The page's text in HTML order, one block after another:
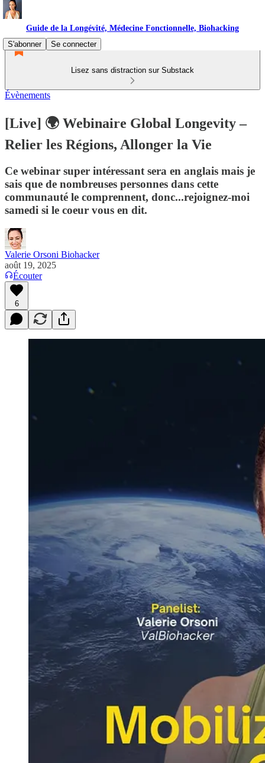
Guide de la Longévité, Médecine Fonctionnelle, Biohacking
S'abonner
Se connecter
Lisez sans distraction sur Substack
Évènements
[Live] 🌍 Webinaire Global Longevity –
Relier les Régions, Allonger la Vie
Ce webinar super intéressant sera en anglais mais je
sais que de nombreuses personnes dans cette
communauté le comprennent, donc...rejoignez-moi
samedi si le coeur vous en dit.
Valerie Orsoni Biohacker
août 19, 2025
Écouter
6